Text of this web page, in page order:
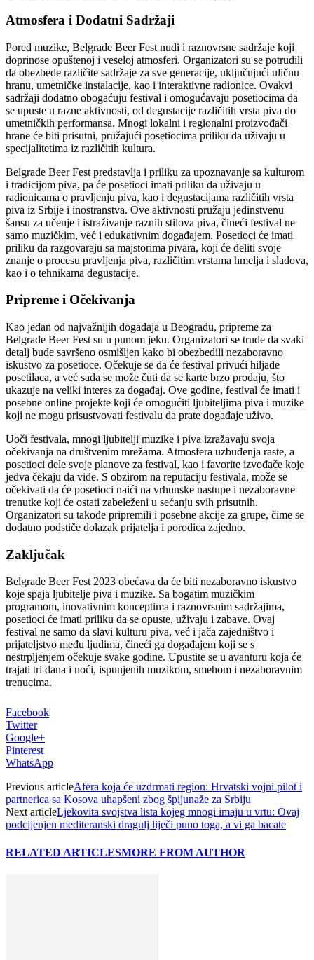
Atmosfera i Dodatni Sadržaji
Pored muzike, Belgrade Beer Fest nudi i raznovrsne sadržaje koji
doprinose opuštenoj i veseloj atmosferi. Organizatori su se potrudili
da obezbede različite sadržaje za sve generacije, uključujući uličnu
hranu, umetničke instalacije, kao i interaktivne radionice. Ovakvi
sadržaji dodatno obogaćuju festival i omogućavaju posetiocima da
se upuste u razne aktivnosti, od degustacije različitih vrsta piva do
umetničkih performansa. Mnogi lokalni i regionalni proizvođači
hrane će biti prisutni, pružajući posetiocima priliku da uživaju u
specijalitetima iz različitih kultura.
Belgrade Beer Fest predstavlja i priliku za upoznavanje sa kulturom
i tradicijom piva, pa će posetioci imati priliku da uživaju u
radionicama o pravljenju piva, kao i degustacijama različitih vrsta
piva iz Srbije i inostranstva. Ove aktivnosti pružaju jedinstvenu
šansu za učenje i istraživanje raznih stilova piva, čineći festival ne
samo muzičkim, već i edukativnim događajem. Posetioci će imati
priliku da razgovaraju sa majstorima pivara, koji će deliti svoje
znanje o procesu pravljenja piva, različitim vrstama hmelja i sladova,
kao i o tehnikama degustacije.
Pripreme i Očekivanja
Kao jedan od najvažnijih događaja u Beogradu, pripreme za
Belgrade Beer Fest su u punom jeku. Organizatori se trude da svaki
detalj bude savršeno osmišljen kako bi obezbedili nezaboravno
iskustvo za posetioce. Očekuje se da će festival privući hiljade
posetilaca, a već sada se može čuti da se karte brzo prodaju, što
ukazuje na veliki interes za događaj. Ove godine, festival će imati i
posebne online projekte koji će omogućiti ljubiteljima piva i muzike
koji ne mogu prisustvovati festivalu da prate događaje uživo.
Uoči festivala, mnogi ljubitelji muzike i piva izražavaju svoja
očekivanja na društvenim mrežama. Atmosfera uzbuđenja raste, a
posetioci dele svoje planove za festival, kao i favorite izvođače koje
jedva čekaju da vide. S obzirom na reputaciju festivala, može se
očekivati da će posetioci naići na vrhunske nastupe i nezaboravne
trenutke koji će ostati zabeleženi u sećanju svih prisutnih.
Organizatori su takođe pripremili i posebne akcije za grupe, čime se
dodatno podstiče dolazak prijatelja i porodica zajedno.
Zaključak
Belgrade Beer Fest 2023 obećava da će biti nezaboravno iskustvo
koje spaja ljubitelje piva i muzike. Sa bogatim muzičkim
programom, inovativnim konceptima i raznovrsnim sadržajima,
posetioci će imati priliku da se opuste, uživaju i zabave. Ovaj
festival ne samo da slavi kulturu piva, već i jača zajedništvo i
prijateljstvo među ljudima, čineći ga događajem koji se s
nestrpljenjem očekuje svake godine. Upustite se u avanturu koja će
trajati tri dana i noći, ispunjenih muzikom, smehom i nezaboravnim
trenucima.
Facebook
Twitter
Google+
Pinterest
WhatsApp
Previous articleAfera koja će uzdrmati region: Hrvatski vojni pilot i
partnerica sa Kosova uhapšeni zbog špijunaže za Srbiju
Next articleLjekovita svojstva lista kojeg mnogi imaju u vrtu: Ovaj
podcijenjen mediteranski dragulj liječi puno toga, a vi ga bacate
RELATED ARTICLESMORE FROM AUTHOR